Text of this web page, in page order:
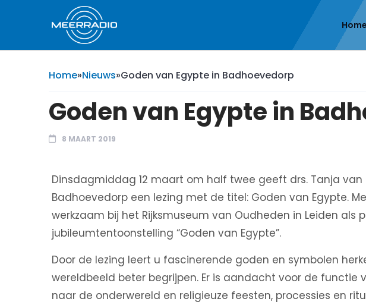
Home
Home»Nieuws»Goden van Egypte in Badhoevedorp
Goden van Egypte in
8 MAART 2019
Dinsdagmiddag 12 maart om half twee geeft drs. Tanja van
Badhoevedorp een lezing met de titel: Goden van Egypte.
werkzaam bij het Rijksmuseum van Oudheden in Leiden als
jubileumtentoonstelling “Goden van Egypte”.
Door de lezing leert u fascinerende goden en symbolen
wereldbeeld beter begrijpen. Er is aandacht voor de functie
naar de onderwereld en religieuze feesten, processies en